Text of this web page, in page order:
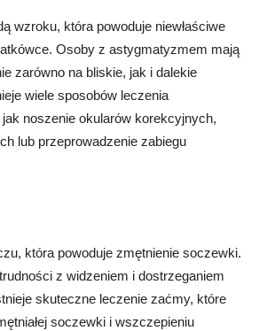
wzroku, która powoduje niewłaściwe
Osoby z astygmatyzmem mają
zarówno na bliskie, jak i dalekie
wiele sposobów leczenia
noszenie okularów korekcyjnych,
lub przeprowadzenie zabiegu
która powoduje zmętnienie soczewki.
z widzeniem i dostrzeganiem
skuteczne leczenie zaćmy, które
soczewki i wszczepieniu